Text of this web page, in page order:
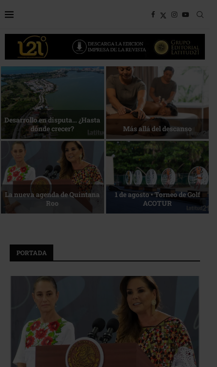
Bottega, un viaje servido a la
mesa
Energía que Impulsa la
competitividad
Reconocimiento de viajeros La esencia del servicio
PORTADA